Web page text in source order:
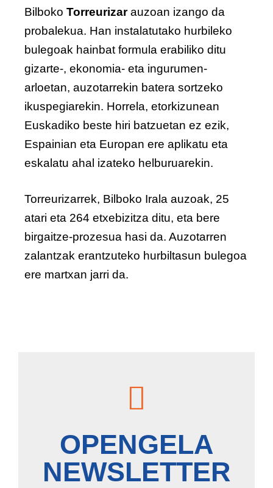
Bilboko Torreurizarauzoan izango da
probalekua. Han instalatutako hurbileko
bulegoak hainbat formula erabiliko ditu
gizarte-, ekonomia- eta ingurumen-
arloetan, auzotarrekin batera sortzeko
ikuspegiarekin. Horrela, etorkizunean
Euskadiko beste hiri batzuetan ez ezik,
Espainian eta Europan ere aplikatu eta
eskalatu ahal izateko helburuarekin.
Torreurizarrek, Bilboko Irala auzoak, 25
atari eta 264 etxebizitza ditu, eta bere
birgaitze-prozesua hasi da. Auzotarren
zalantzak erantzuteko hurbiltasun bulegoa
ere martxan jarri da.
OPENGELA
NEWSLETTER